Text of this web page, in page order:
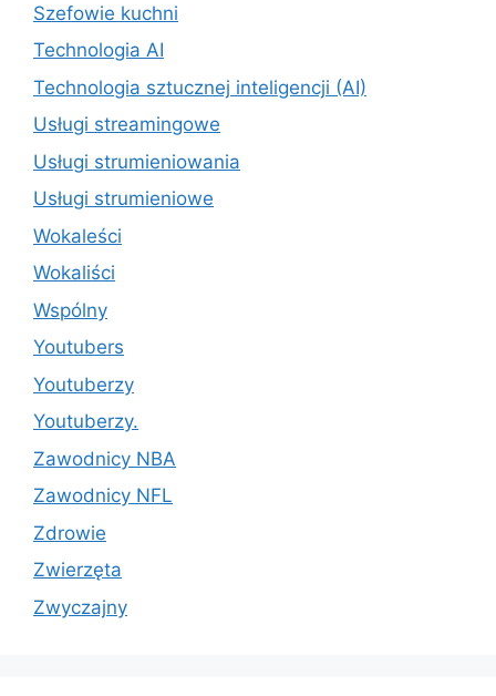
Szefowie kuchni
Technologia AI
Technologia sztucznej inteligencji (AI)
Usługi streamingowe
Usługi strumieniowania
Usługi strumieniowe
Wokaleści
Wokaliści
Wspólny
Youtubers
Youtuberzy
Youtuberzy.
Zawodnicy NBA
Zawodnicy NFL
Zdrowie
Zwierzęta
Zwyczajny